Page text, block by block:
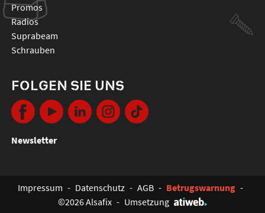
promos
radios
suprabeam
schrauben
FOLGEN SIE UNS
Newsletter
Impressum - Datenschutz - AGB - Betrugswarnung -
©2026 Alsafix - Umsetzung